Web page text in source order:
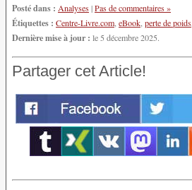
Posté dans : Analyses|Pas de commentaires »
Étiquettes : Centre-Livre.com eBook perte de poids
Dernière mise à jour : le 5 décembre 2025.
Partager cet Article!